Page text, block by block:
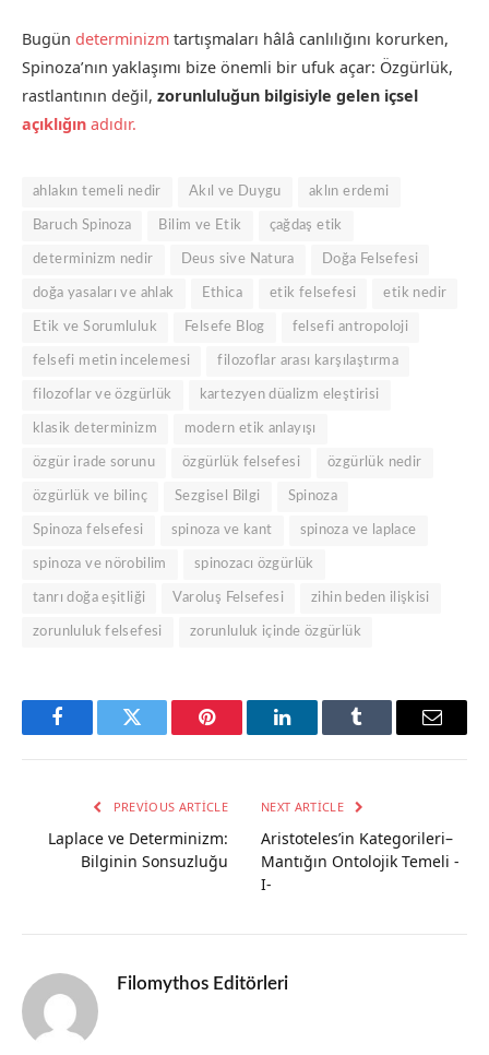
Bugün determinizm tartışmaları hâlâ canlılığını korurken,
Spinoza’nın yaklaşımı bize önemli bir ufuk açar: Özgürlük,
rastlantının değil, zorunluluğun bilgisiyle gelen içsel
açıklığın adıdır.
ahlakın temeli nedir Akıl ve Duygu aklın erdemi
Baruch Spinoza Bilim ve Etik çağdaş etik
determinizm nedir Deus sive Natura Doğa Felsefesi
doğa yasaları ve ahlak Ethica etik felsefesi etik nedir
Etik ve Sorumluluk Felsefe Blog felsefi antropoloji
felsefi metin incelemesi filozoflar arası karşılaştırma
filozoflar ve özgürlük kartezyen düalizm eleştirisi
klasik determinizm modern etik anlayışı
özgür irade sorunu özgürlük felsefesi özgürlük nedir
özgürlük ve bilinç Sezgisel Bilgi Spinoza
Spinoza felsefesi spinoza ve kant spinoza ve laplace
spinoza ve nörobilim spinozacı özgürlük
tanrı doğa eşitliği Varoluş Felsefesi zihin beden ilişkisi
zorunluluk felsefesi zorunluluk içinde özgürlük
FacebookTwitter Pinterest LinkedInTumblr Email
PREVIOUS ARTICLE
Laplace ve Determinizm:
Bilginin Sonsuzluğu
NEXT ARTICLE
Aristoteles’in Kategorileri–
Mantığın Ontolojik Temeli -
I-
Filomythos Editörleri